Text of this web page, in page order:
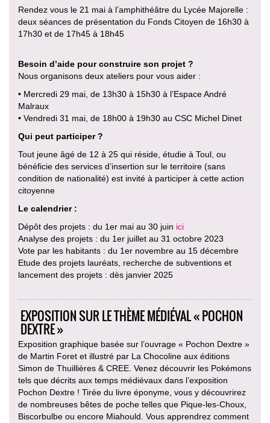
Rendez vous le 21 mai à l’amphithéâtre du Lycée Majorelle :
deux séances de présentation du Fonds Citoyen de 16h30 à
17h30 et de 17h45 à 18h45
Besoin d’aide pour construire son projet ?
Nous organisons deux ateliers pour vous aider :
• Mercredi 29 mai, de 13h30 à 15h30 à l’Espace André
Malraux
• Vendredi 31 mai, de 18h00 à 19h30 au CSC Michel Dinet
Qui peut participer ?
Tout jeune âgé de 12 à 25 qui réside, étudie à Toul, ou
bénéficie des services d’insertion sur le territoire (sans
condition de nationalité) est invité à participer à cette action
citoyenne
Le calendrier :
Dépôt des projets : du 1er mai au 30 juin ici
Analyse des projets : du 1er juillet au 31 octobre 2023
Vote par les habitants : du 1er novembre au 15 décembre
Etude des projets lauréats, recherche de subventions et
lancement des projets : dès janvier 2025
EXPOSITION SUR LE THÈME MÉDIÉVAL « POCHON
DEXTRE »
Exposition graphique basée sur l’ouvrage « Pochon Dextre »
de Martin Foret et illustré par La Chocoline aux éditions
Simon de Thuillières & CREE. Venez découvrir les Pokémons
tels que décrits aux temps médiévaux dans l’exposition
Pochon Dextre ! Tirée du livre éponyme, vous y découvrirez
de nombreuses bêtes de poche telles que Pique-les-Choux,
Biscorbulbe ou encore Miahould. Vous apprendrez comment